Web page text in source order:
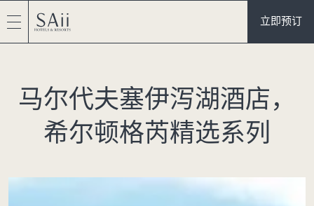
立即预订
马尔代夫塞伊泻湖酒店，
希尔顿格芮精选系列